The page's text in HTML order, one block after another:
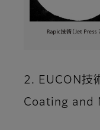
2. EUCON技
Coating and